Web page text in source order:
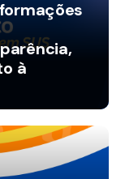
à